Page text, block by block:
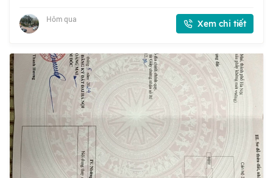
TRIỂN GIA TĂNG! 📍 Ngõ ĐN1, Hoàng Mai. Căn hộ tầ
Hôm qua Xem chi tiết